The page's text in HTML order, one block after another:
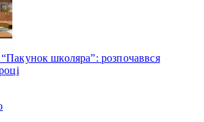
школяра”: розпочаввся